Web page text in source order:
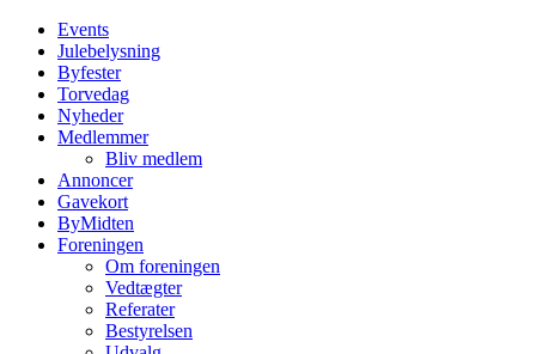
Events
Julebelysning
Byfester
Torvedag
Nyheder
Medlemmer
Bliv medlem
Annoncer
Gavekort
ByMidten
Foreningen
Om foreningen
Vedtægter
Referater
Bestyrelsen